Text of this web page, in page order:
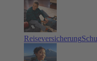
Reiseversicherung